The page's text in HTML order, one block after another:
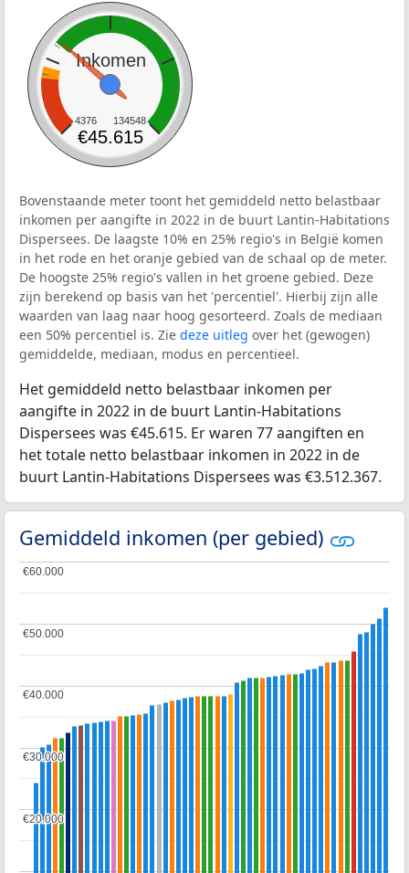
Inkomen
4376 134548
€45.615
Bovenstaande meter toont het gemiddeld netto belastbaar
inkomen per aangifte in 2022 in de buurt Lantin-Habitations
Dispersees. De laagste 10% en 25% regio's in België komen
in het rode en het oranje gebied van de schaal op de meter.
De hoogste 25% regio's vallen in het groene gebied. Deze
zijn berekend op basis van het 'percentiel'. Hierbij zijn alle
waarden van laag naar hoog gesorteerd. Zoals de mediaan
een 50% percentiel is. Zie deze uitleg over het (gewogen)
gemiddelde, mediaan, modus en percentieel.
Het gemiddeld netto belastbaar inkomen per
aangifte in 2022 in de buurt Lantin-Habitations
Dispersees was €45.615. Er waren 77 aangiften en
het totale netto belastbaar inkomen in 2022 in de
buurt Lantin-Habitations Dispersees was €3.512.367.
Gemiddeld inkomen (per gebied)
€20.000
€20.000
€30.000
€30.000
€40.000
€40.000
€50.000
€50.000
€60.000
€60.000